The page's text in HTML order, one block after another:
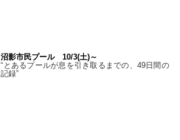
沼影市民プール 10/3(土)～
“とあるプールが息を引き取るまでの、49日間の
記録”